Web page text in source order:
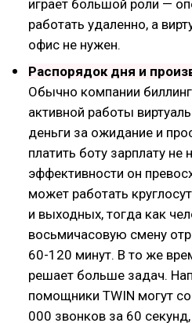
играет большой роли —
работать удаленно, а
офис не нужен.
Распорядок дня и
Обычно компании
активной работы
деньги за ожидание и
платить боту зарплату
эффективности он
может работать
и выходных, тогда как
восьмичасовую смену
60-120 минут. В то же
решает больше задач.
помощники TWIN могут
000 звонков за 60